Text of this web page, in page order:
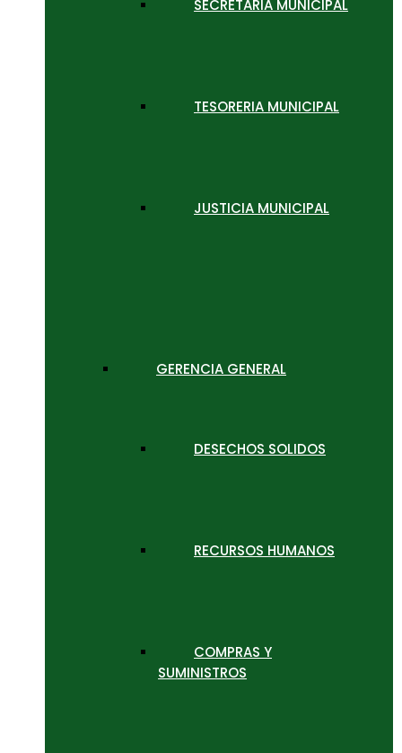
SECRETARIA MUNICIPAL
TESORERIA MUNICIPAL
JUSTICIA MUNICIPAL
GERENCIA GENERAL
DESECHOS SOLIDOS
RECURSOS HUMANOS
COMPRAS Y
SUMINISTROS